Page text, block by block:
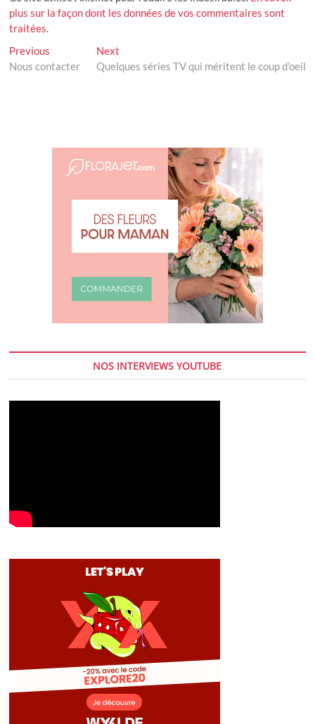
plus sur la façon dont les données de vos commentaires sont
traitées.
Navigation
de
Previous
post:
Nous contacter
NextNext
post:
Quelques séries TV qui méritent le coup d’oeil
NOS INTERVIEWS YOUTUBE